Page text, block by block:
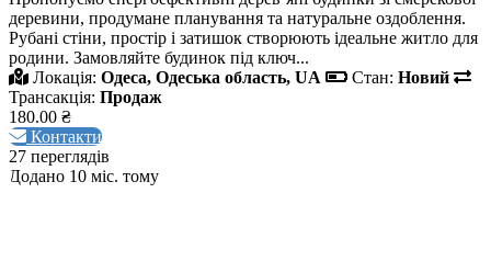
деревини, продумане планування та натуральне оздоблення.
Рубані стіни, простір і затишок створюють ідеальне житло для
родини. Замовляйте будинок під ключ...
Локація: Одеса, Одеська область, UA Стан: Новий
Трансакція: Продаж
180.00 ₴
Контакти
27 переглядів
Додано 10 міс. тому